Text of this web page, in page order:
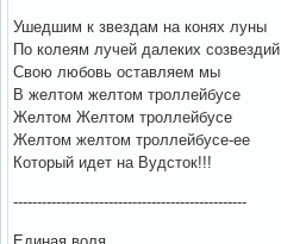
Ушедшим к звездам на конях луны
По колеям лучей далеких созвездий
Свою любовь оставляем мы
В желтом желтом троллейбусе
Желтом Желтом троллейбусе
Желтом желтом троллейбусе-ее
Который идет на Вудсток!!!
-------------------------------------------------